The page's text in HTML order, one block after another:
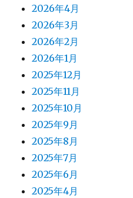
2026年4月
2026年3月
2026年2月
2026年1月
2025年12月
2025年11月
2025年10月
2025年9月
2025年8月
2025年7月
2025年6月
2025年4月